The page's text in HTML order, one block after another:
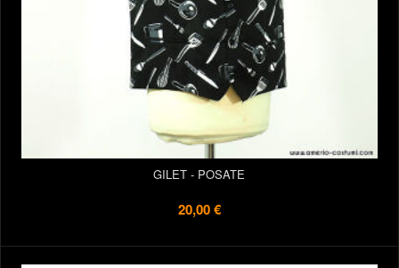
GILET - POSATE
20,00 €